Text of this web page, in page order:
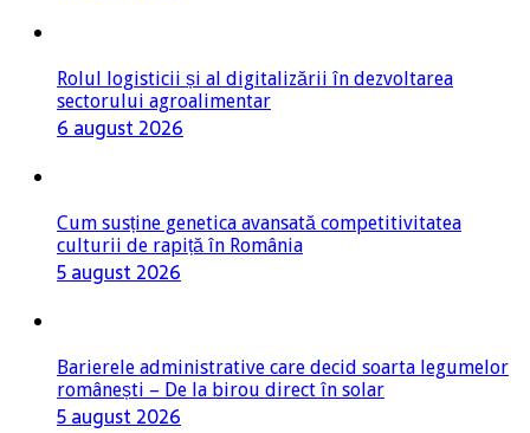
Rolul logisticii și al digitalizării în dezvoltarea
sectorului agroalimentar
6 august 2026
Cum susține genetica avansată competitivitatea
culturii de rapiță în România
5 august 2026
Barierele administrative care decid soarta legumelor
românești – De la birou direct în solar
5 august 2026